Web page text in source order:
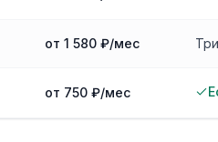
от 1 580 ₽/мес
от 750 ₽/мес